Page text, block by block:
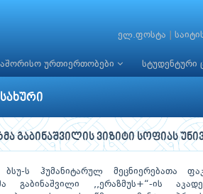
ელ.ფოსტა
ურთიერთობები სტუდენტური
გაბინაშვილის ვიზიტი სოფიას
ს ჰუმანიტარულ მეცნიერებათა
გაბინაშვილი ,,ერაზმუს+“-ის